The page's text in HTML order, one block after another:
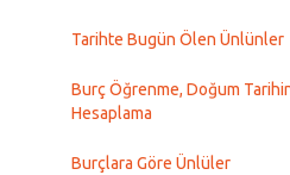
Tarihte Bugün Ölen Ünlünler
Burç Öğrenme, Doğum
Hesaplama
Burçlara Göre Ünlüler